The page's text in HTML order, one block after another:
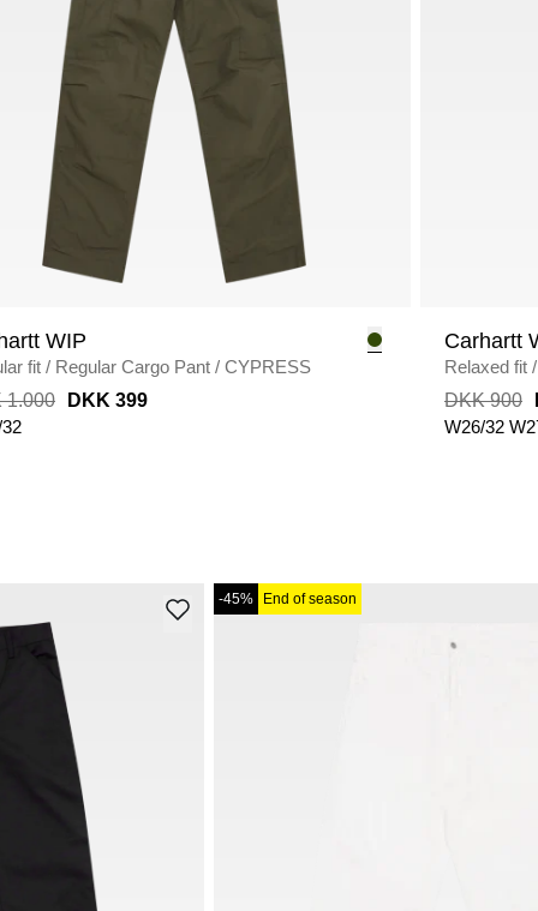
WIP
fit / Regular Cargo Pant / CYPRESS
1.000
DKK 399
Carhartt
Relaxed fit /
WASH
DKK 900
W26/32
-45% End of season